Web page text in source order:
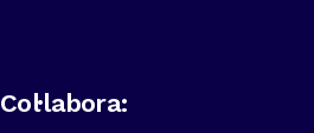
Col·labora: